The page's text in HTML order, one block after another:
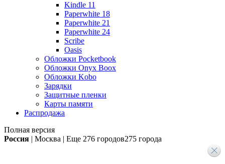
Kindle 11
Paperwhite 18
Paperwhite 21
Paperwhite 24
Scribe
Oasis
Обложки Pocketbook
Обложки Onyx Boox
Обложки Kobo
Зарядки
Защитные пленки
Карты памяти
Распродажа
Полная версия
Россия | Москва | Еще 276 городов275 города